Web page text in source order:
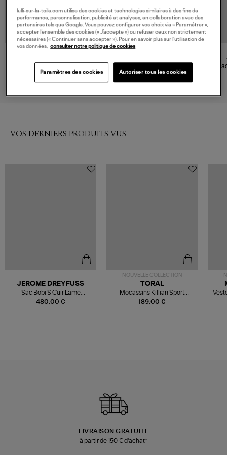
175,00 €
Bonheur Gold Filled
175,00 €
Gold Filled
VOS DERNIERS PRODUITS VUS
480,00 €
JEROME DREYFUSS
Sac Bobi S Cuir Lamé
Champagne
NOUVELLE COLLECTION
189,00 €
TORAL
Mocassins Killian Sport
Mousse
LIVRAISON GRATUITE
à partir de 150 € d'achat*
lulli-sur-la-toile.com utilise des cookies et technologies similaires à des fins de
performance, personnalisation, publicité et analyses, en collaboration avec des
partenaires tels que Google. Vous pouvez configurer vos choix via « Paramétrer »,
accepter l’ensemble des cookies (« J’accepte ») ou refuser ceux non strictement
nécessaires (« Continuer sans accepter »). Pour en savoir plus sur l’utilisation de
vos données,
consulter notre politique de cookies
Paramètres des cookies Autoriser tous les cookies